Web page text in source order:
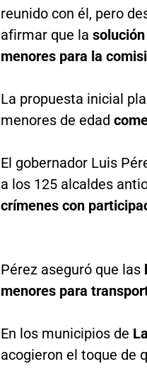
reunido con él, pero
afirmar que la
menores para la
La propuesta inicial
menores de edad
El gobernador Luis
a los 125 alcaldes
crímenes con
Pérez aseguró que las
menores para
En los municipios de
acogieron el toque de